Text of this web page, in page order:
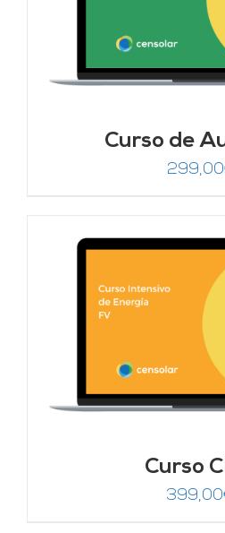
Curso de
299,00
Curso
399,00